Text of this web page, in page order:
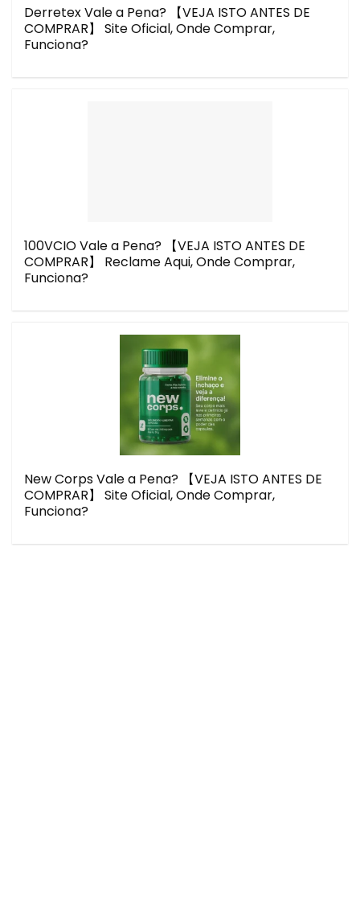
Derretex Vale a Pena? 【VEJA ISTO ANTES DE
COMPRAR】 Site Oficial, Onde Comprar,
Funciona?
100VCIO Vale a Pena? 【VEJA ISTO ANTES DE
COMPRAR】 Reclame Aqui, Onde Comprar,
Funciona?
New Corps Vale a Pena? 【VEJA ISTO ANTES DE
COMPRAR】 Site Oficial, Onde Comprar,
Funciona?